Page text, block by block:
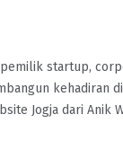
startup,
kehadiran
Jogja dari Anik